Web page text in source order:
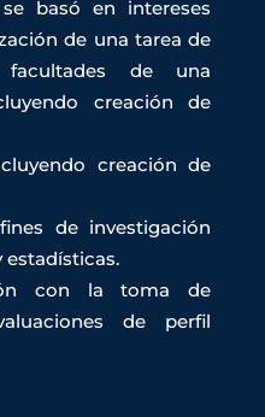
basó en intereses
de una tarea de
de una
creación de
creación de
de investigación
con la toma de
de perfil